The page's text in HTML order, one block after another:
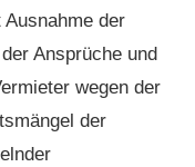
der
Ansprüche und
wegen der
der